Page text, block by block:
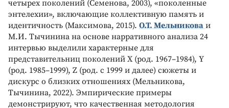
четырех поколений (Семенова, 2003), «поколенные
энтелехии», включающие коллективную память и
идентичность (Максимова, 2015). О.Т. Мельникова и
М.И. Тычинина на основе нарративного анализа 24
интервью выделили характерные для
представительниц поколений Х (род. 1967–1984), Y
(род. 1985–1999), Z (род. с 1999 и далее) сюжеты и
дискурс о близких отношениях (Мельникова,
Тычинина, 2022). Эмпирические примеры
демонстрируют, что качественная методология